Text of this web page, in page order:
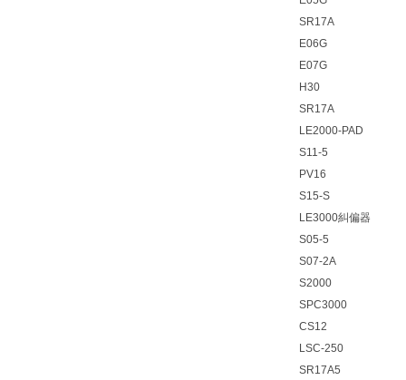
SR17A
E06G
E07G
H30
SR17A
LE2000-PAD
S11-5
PV16
S15-S
LE3000糾偏器
S05-5
S07-2A
S2000
SPC3000
CS12
LSC-250
SR17A5